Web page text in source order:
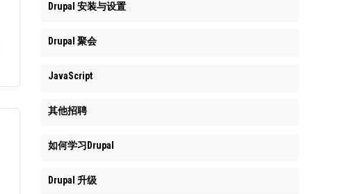
Drupal 安装与设置
Drupal 聚会
JavaScript
其他招聘
如何学习Drupal
Drupal 升级